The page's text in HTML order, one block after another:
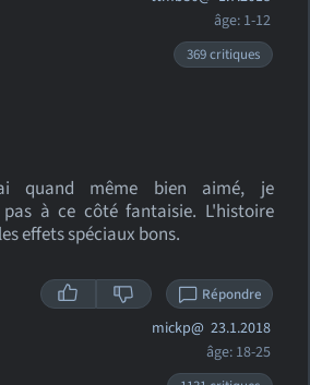
âge: 1-12
369 critiques
quand même bien aimé, je
à ce côté fantaisie. L'histoire
effets spéciaux bons.
Répondre
mickp@ 23.1.2018
âge: 18-25